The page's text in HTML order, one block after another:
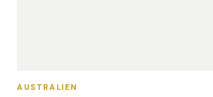
AUSTRALIEN